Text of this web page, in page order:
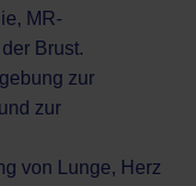
MR-
Brust.
zur
zur
von Lunge, Herz